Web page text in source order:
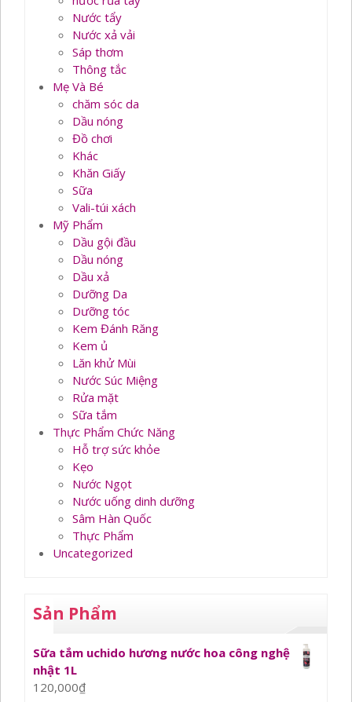
Nước tẩy
Nước xả vải
Sáp thơm
Thông tắc
Mẹ Và Bé
chăm sóc da
Dầu nóng
Đồ chơi
Khác
Khăn Giấy
Sữa
Vali-túi xách
Mỹ Phẩm
Dầu gội đầu
Dầu nóng
Dầu xả
Dưỡng Da
Dưỡng tóc
Kem Đánh Răng
Kem ủ
Lăn khử Mùi
Nước Súc Miệng
Rửa mặt
Sữa tắm
Thực Phẩm Chức Năng
Hỗ trợ sức khỏe
Kẹo
Nước Ngọt
Nước uống dinh dưỡng
Sâm Hàn Quốc
Thực Phẩm
Uncategorized
Sản Phẩm
Sữa tắm uchido hương nước hoa công nghệ
nhật 1L
120,000₫